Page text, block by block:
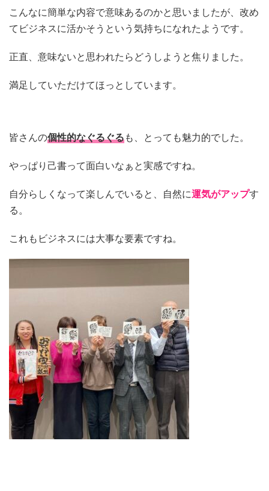
こんなに簡単な内容で意味あるのかと思いましたが、改め
てビジネスに活かそうという気持ちになれたようです。
正直、意味ないと思われたらどうしようと焦りました。
満足していただけてほっとしています。
皆さんの個性的なぐるぐるも、とっても魅力的でした。
やっぱり己書って面白いなぁと実感ですね。
自分らしくなって楽しんでいると、自然に運気がアップす
る。
これもビジネスには大事な要素ですね。